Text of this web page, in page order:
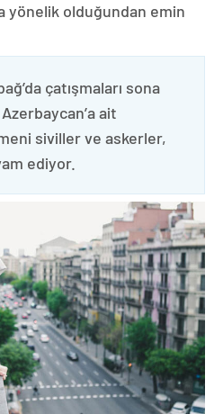
yönelik olduğundan emin
çatışmaları sona
ait
siviller ve askerler,
ediyor.